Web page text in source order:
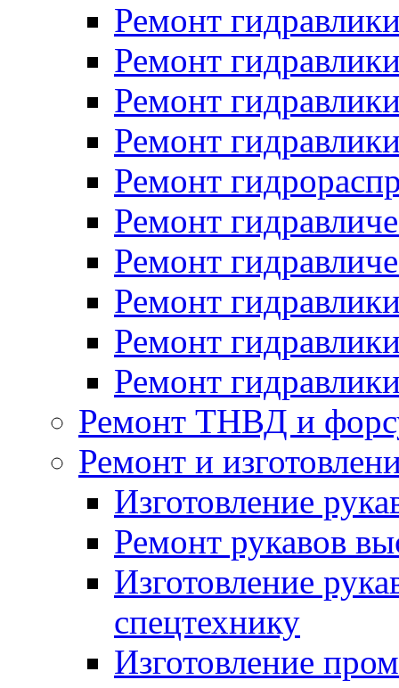
Ремонт
Ремонт
Ремонт
Ремонт
Ремонт
Ремонт
Ремонт
Ремонт
Ремонт
Ремонт
Ремонт ТНВД и
Ремонт и
Изготовление
Ремонт рукавов
Изготовление
спецтехнику
Изготовление